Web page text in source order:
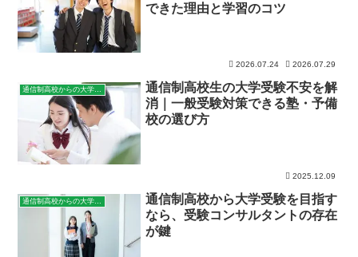
できた理由と学習のコツ
2026.07.24 2026.07.29
通信制高校からの大学進学
通信制高校生の大学受験不安を解
消｜一般受験対策できる塾・予備
校の選び方
2025.12.09
通信制高校からの大学進学
通信制高校から大学受験を目指す
なら、受験コンサルタントの存在
が鍵